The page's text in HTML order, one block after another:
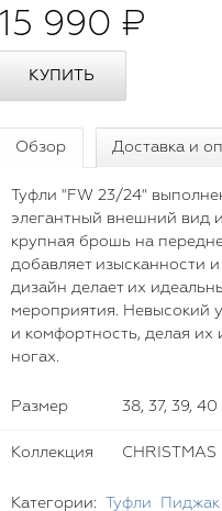
15 990 ₽
Обзор Доставка и
Туфли "FW 23/24"
элегантный внешний вид
крупная брошь на
добавляет изысканности
дизайн делает их
мероприятия. Невысокий
и комфортность, делая
ногах.
Размер 38, 37, 39, 40
Коллекция
Категории: Туфли Пиджак